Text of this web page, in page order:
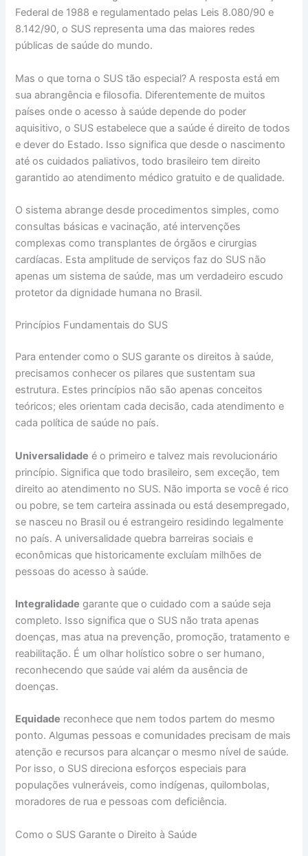
Federal de 1988 e regulamentado pelas Leis 8.080/90 e
8.142/90, o SUS representa uma das maiores redes
públicas de saúde do mundo.
Mas o que torna o SUS tão especial? A resposta está em
sua abrangência e filosofia. Diferentemente de muitos
países onde o acesso à saúde depende do poder
aquisitivo, o SUS estabelece que a saúde é direito de todos
e dever do Estado. Isso significa que desde o nascimento
até os cuidados paliativos, todo brasileiro tem direito
garantido ao atendimento médico gratuito e de qualidade.
O sistema abrange desde procedimentos simples, como
consultas básicas e vacinação, até intervenções
complexas como transplantes de órgãos e cirurgias
cardíacas. Esta amplitude de serviços faz do SUS não
apenas um sistema de saúde, mas um verdadeiro escudo
protetor da dignidade humana no Brasil.
Princípios Fundamentais do SUS
Para entender como o SUS garante os direitos à saúde,
precisamos conhecer os pilares que sustentam sua
estrutura. Estes princípios não são apenas conceitos
teóricos; eles orientam cada decisão, cada atendimento e
cada política de saúde no país.
Universalidade é o primeiro e talvez mais revolucionário
princípio. Significa que todo brasileiro, sem exceção, tem
direito ao atendimento no SUS. Não importa se você é rico
ou pobre, se tem carteira assinada ou está desempregado,
se nasceu no Brasil ou é estrangeiro residindo legalmente
no país. A universalidade quebra barreiras sociais e
econômicas que historicamente excluíam milhões de
pessoas do acesso à saúde.
Integralidade garante que o cuidado com a saúde seja
completo. Isso significa que o SUS não trata apenas
doenças, mas atua na prevenção, promoção, tratamento e
reabilitação. É um olhar holístico sobre o ser humano,
reconhecendo que saúde vai além da ausência de
doenças.
Equidade reconhece que nem todos partem do mesmo
ponto. Algumas pessoas e comunidades precisam de mais
atenção e recursos para alcançar o mesmo nível de saúde.
Por isso, o SUS direciona esforços especiais para
populações vulneráveis, como indígenas, quilombolas,
moradores de rua e pessoas com deficiência.
Como o SUS Garante o Direito à Saúde